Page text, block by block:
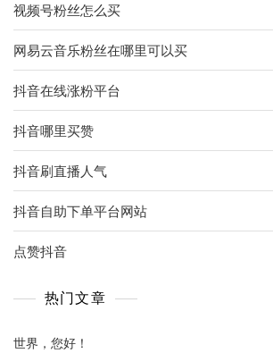
视频号粉丝怎么买
网易云音乐粉丝在哪里可以买
抖音在线涨粉平台
抖音哪里买赞
抖音刷直播人气
抖音自助下单平台网站
点赞抖音
热门文章
世界，您好！